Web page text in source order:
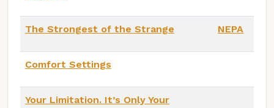
The Strongest of the Strange NEPA
Comfort Settings
Your Limitation. It’s Only Your